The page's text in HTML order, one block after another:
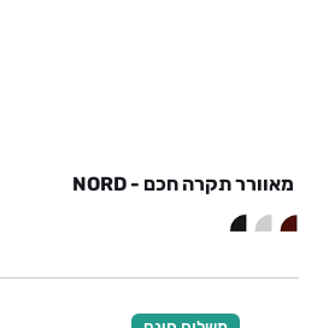
מאוורר תקרה חכם - NORD